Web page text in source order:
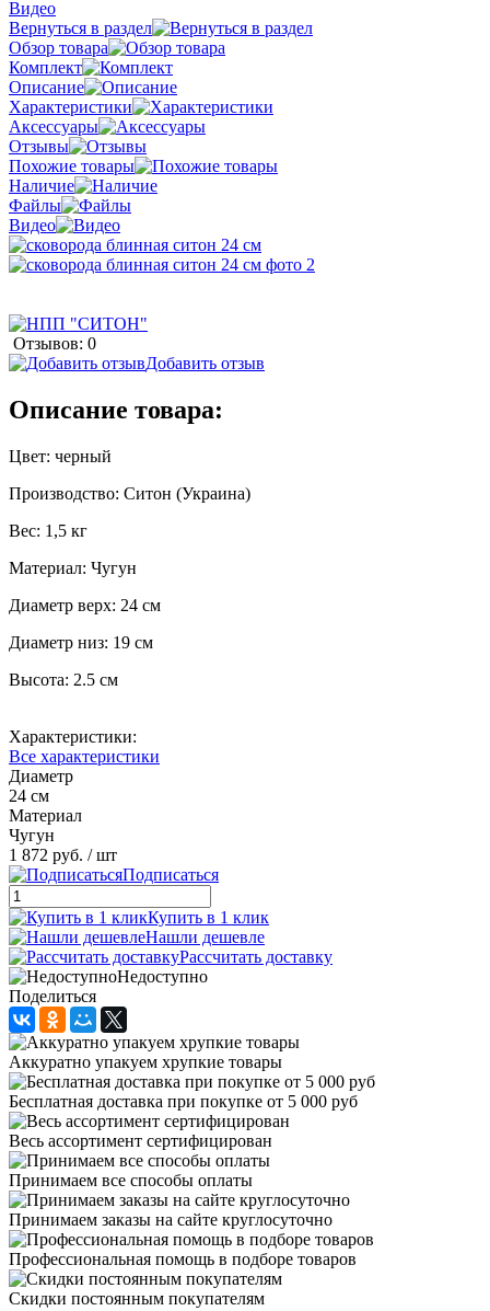
Видео
Вернуться в раздел
Обзор товара
Комплект
Описание
Характеристики
Аксессуары
Отзывы
Похожие товары
Наличие
Файлы
Видео
Отзывов: 0
Добавить отзыв
Описание товара:
Цвет: черный
Производство: Ситон (Украина)
Вес: 1,5 кг
Материал: Чугун
Диаметр верх: 24 см
Диаметр низ: 19 см
Высота: 2.5 см
Характеристики:
Все характеристики
Диаметр
24 см
Материал
Чугун
1 872 руб. / шт
Подписаться
Купить в 1 клик
Нашли дешевле
Рассчитать доставку
Недоступно
Поделиться
Аккуратно упакуем хрупкие товары
Бесплатная доставка при покупке от 5 000 руб
Весь ассортимент сертифицирован
Принимаем все способы оплаты
Принимаем заказы на сайте круглосуточно
Профессиональная помощь в подборе товаров
Скидки постоянным покупателям